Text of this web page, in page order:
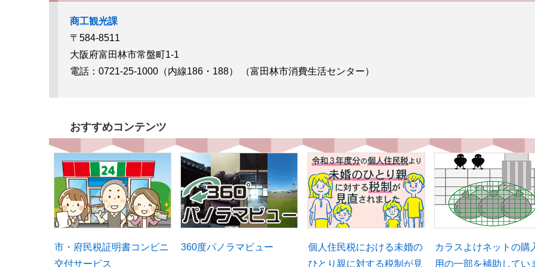
商工観光課
〒584-8511
大阪府富田林市常盤町1-1
電話：0721-25-1000（内線186・188）
（富田林市消費生活センター）
おすすめコンテンツ
市・府民税証明書コンビニ
交付サービス
360度パノラマビュー
個人住民税における未婚の
ひとり親に対する税制が見
カラスよけネットの購
用の一部を補助してい